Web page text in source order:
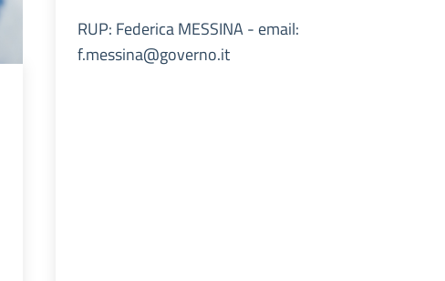
RUP: Federica MESSINA - email:
f.messina@governo.it